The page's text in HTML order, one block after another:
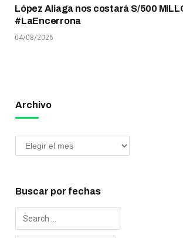
López Aliaga nos costará S/500
#LaEncerrona
04/08/2026
Archivo
Buscar por fechas